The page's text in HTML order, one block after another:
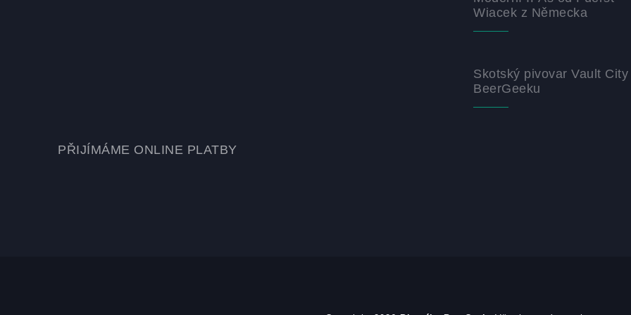
Wiacek z Německa
Skotský pivovar Vault City
BeerGeeku
PŘIJÍMÁME ONLINE PLATBY